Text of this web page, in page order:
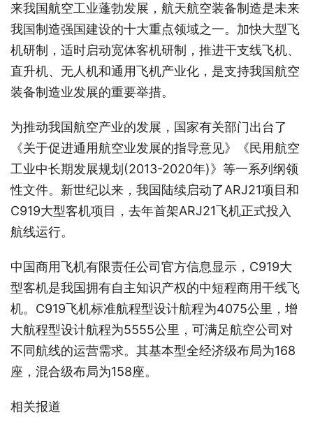
来我国航空工业蓬勃发展，航天航空装备制造是未来
我国制造强国建设的十大重点领域之一。加快大型飞
机研制，适时启动宽体客机研制，推进干支线飞机、
直升机、无人机和通用飞机产业化，是支持我国航空
装备制造业发展的重要举措。
为推动我国航空产业的发展，国家有关部门出台了
《关于促进通用航空业发展的指导意见》《民用航空
工业中长期发展规划(2013-2020年)》等一系列纲领
性文件。新世纪以来，我国陆续启动了ARJ21项目和
C919大型客机项目，去年首架ARJ21飞机正式投入
航线运行。
中国商用飞机有限责任公司官方信息显示，C919大
型客机是我国拥有自主知识产权的中短程商用干线飞
机。C919飞机标准航程型设计航程为4075公里，增
大航程型设计航程为5555公里，可满足航空公司对
不同航线的运营需求。其基本型全经济级布局为168
座，混合级布局为158座。
相关报道